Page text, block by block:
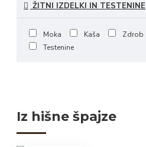
ŽITNI IZDELKI IN TESTENINE
Moka Kaša
Zdrob
Testenine
Iz hišne špajze